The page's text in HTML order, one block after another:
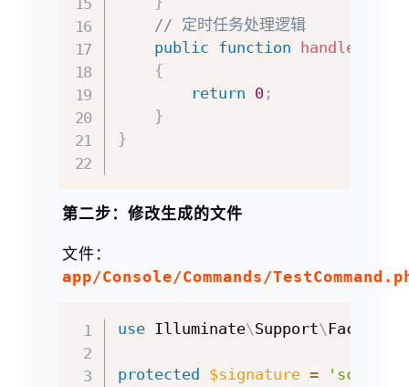
// 定时任务处理逻辑
public function handle
{
return 0;
}
}
第二步：修改生成的文件
文件：
app/Console/Commands/
use Illuminate\Support\ Facades
protected $signature =